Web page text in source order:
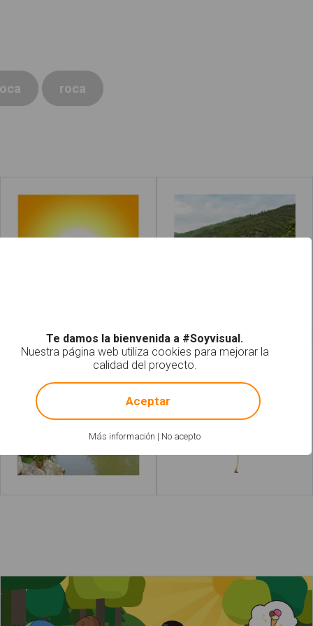
roca
Sol Camino
acerca de "Atardecer"
Leer más acerca de
Leer más
Río Hoja seca
Los niños juegan en el río una tarde de verano
Te damos la bienvenida a #Soyvisual.
Nuestra página web utiliza cookies para mejorar la
calidad del proyecto.
Más información | No acepto
! Not valid!
Aceptar